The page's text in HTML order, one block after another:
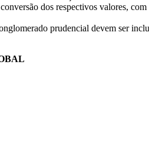
dos respectivos valores,
prudencial devem ser